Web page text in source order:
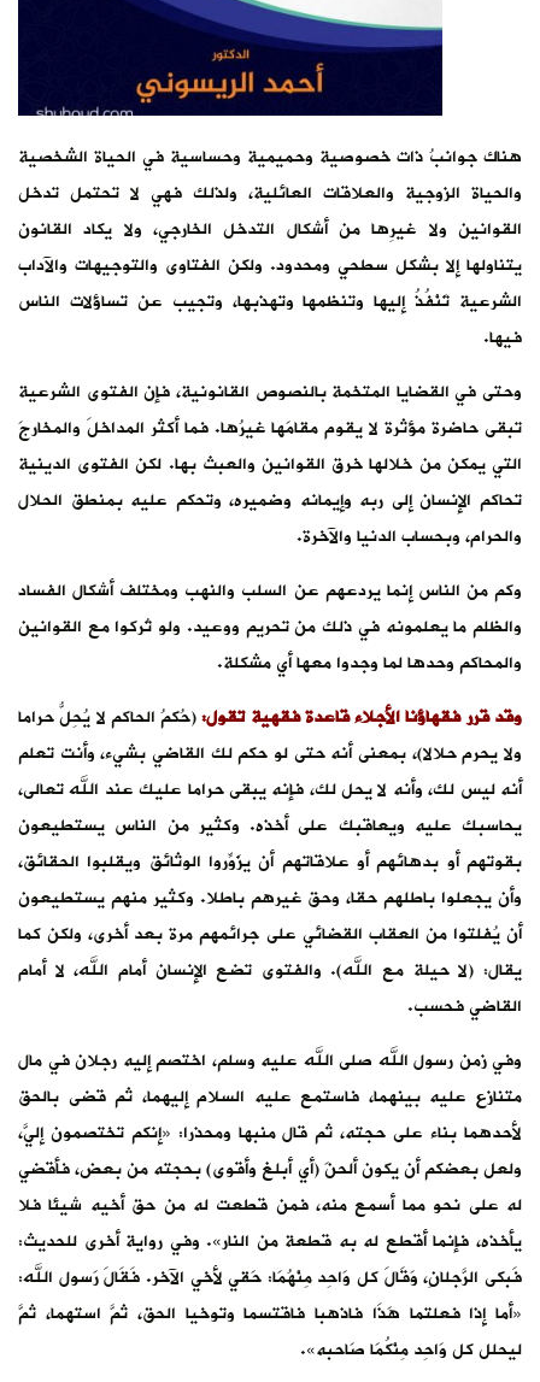
هناك جوانبُ ذات خصوصية وحميمية وحساسية في الحياة الشخصية
والحياة الزوجية والعلاقات العائلية، ولذلك فهي لا تحتمل تدخل
القوانين ولا غيرِها من أشكال التدخل الخارجي، ولا يكاد القانون
يتناولها إلا بشكل سطحي ومحدود. ولكن الفتاوى والتوجيهات والآداب
الشرعية تَنْفُذُ إليها وتنظمها وتهذبها، وتجيب عن تساؤلات الناس
فيها.
وحتى في القضايا المتخمة بالنصوص القانونية، فإن الفتوى الشرعية
تبقى حاضرة مؤثرة لا يقوم مقامَها غيرُها. فما أكثر المداخلَ والمخارجَ
التي يمكن من خلالها خرق القوانين والعبث بها. لكن الفتوى الدينية
تحاكم الإنسان إلى ربه وإيمانه وضميره، وتحكم عليه بمنطق الحلال
والحرام، وبحساب الدنيا والآخرة.
وكم من الناس إنما يردعهم عن السلب والنهب ومختلف أشكال الفساد
والظلم ما يعلمونه في ذلك من تحريم ووعيد. ولو تُركوا مع القوانين
والمحاكم وحدها لما وجدوا معها أي مشكلة.
وقد قرر فقهاؤنا الأجلاء قاعدة فقهية تقول:(حُكمُ الحاكم لا يُحِلُّ حراما
ولا يحرم حلالا)، بمعنى أنه حتى لو حكم لك القاضي بشيء، وأنت تعلم
أنه ليس لك، وأنه لا يحل لك، فإنه يبقى حراما عليك عند الله تعالى،
يحاسبك عليه ويعاقبك على أخذه. وكثير من الناس يستطيعون
بقوتهم أو بدهائهم أو علاقاتهم أن يزَوِّروا الوثائق ويقلبوا الحقائق،
وأن يجعلوا باطلهم حقا، وحق غيرهم باطلا. وكثير منهم يستطيعون
أن يُفلتوا من العقاب القضائي على جرائمهم مرة بعد أخرى، ولكن كما
يقال: (لا حيلة مع الله). والفتوى تضع الإنسان أمام الله، لا أمام
القاضي فحسب.
وفي زمن رسول الله صلى الله عليه وسلم، اختصم إليه رجلان في مال
متنازع عليه بينهما، فاستمع عليه السلام إليهما، ثم قضى بالحق
لأحدهما بناء على حجته، ثم قال منبها ومحذرا: «إنكم تختصمون إليَّ،
ولعل بعضكم أن يكون ألحنَ (أي أبلغ وأقوى) بحجته من بعض، فأقضي
له على نحو مما أسمع منه، فمن قطعت له من حق أخيه شيئا فلا
يأخذه، فإنما أقطع له به قطعة من النار». وفي رواية أخرى للحديث:
فَبكى الرّجلَانِ، وَقَالَ كل وَاحِد مِنْهُمَا: حَقي لأخي الآخر. فَقَالَ رَسول الله:
«أما إِذا فعلتما هَذَا فاذهبا فاقتسما وتوخيا الحق، ثمَّ استهما، ثمَّ
ليحلل كل وَاحِد مِنْكُمَا صَاحبه».